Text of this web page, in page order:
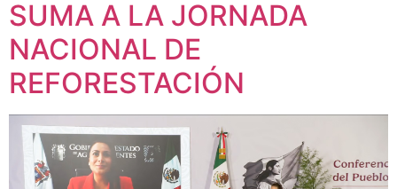
SUMA A LA JORNADA
NACIONAL DE
REFORESTACIÓN